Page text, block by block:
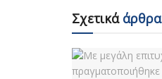
Σχετικάάρθρα